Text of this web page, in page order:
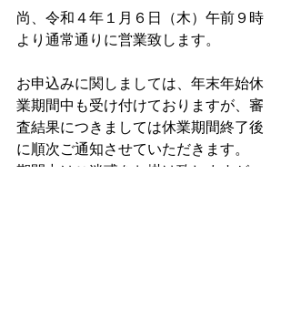
尚、令和４年１月６日（木）午前９時
より通常通りに営業致します。
お申込みに関しましては、年末年始休
業期間中も受け付けておりますが、審
査結果につきましては休業期間終了後
に順次ご通知させていただきます。
期間中はご迷惑をお掛け致しますが、